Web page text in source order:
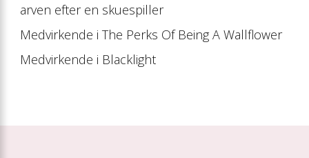
arven efter en skuespiller
Medvirkende i The Perks Of Being A Wallflower
Medvirkende i Blacklight